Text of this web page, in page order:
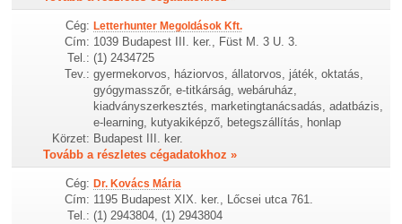
Cég: Letterhunter Megoldások Kft.
Cím: 1039 Budapest III. ker., Füst M. 3 U. 3.
Tel.: (1) 2434725
Tev.: gyermekorvos, háziorvos, állatorvos, játék, oktatás,
gyógymasszőr, e-titkárság, webáruház,
kiadványszerkesztés, marketingtanácsadás, adatbázis,
e-learning, kutyakiképző, betegszállítás, honlap
Körzet: Budapest III. ker.
Tovább a részletes cégadatokhoz »
Cég: Dr. Kovács Mária
Cím: 1195 Budapest XIX. ker., Lőcsei utca 761.
Tel.: (1) 2943804, (1) 2943804